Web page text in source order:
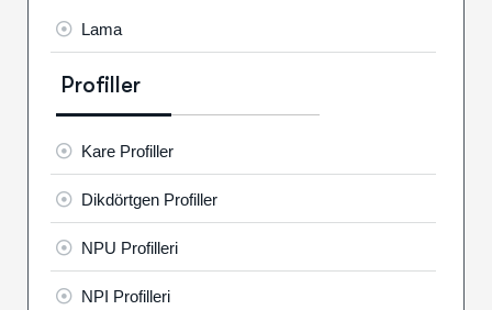
Lama
Profiller
Kare Profiller
Dikdörtgen Profiller
NPU Profilleri
NPI Profilleri